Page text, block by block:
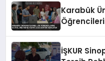
Karabük
İŞKUR